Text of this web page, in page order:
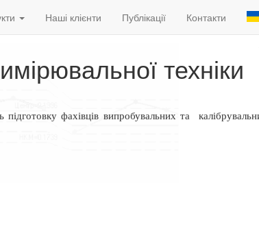
Наші клієнти Публікації Контакти
техніки
підготовку фахівців випробувальних та